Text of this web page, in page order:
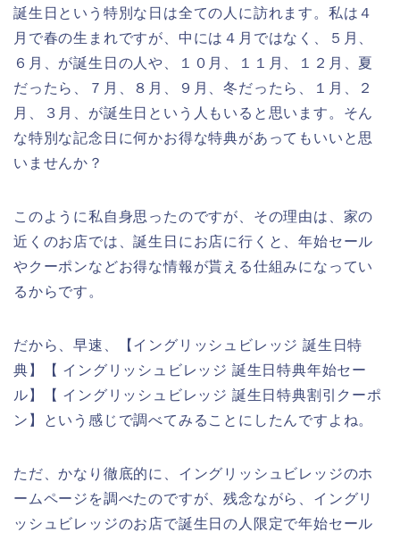
誕生日という特別な日は全ての人に訪れます。私は４
月で春の生まれですが、中には４月ではなく、５月、
６月、が誕生日の人や、１０月、１１月、１２月、夏
だったら、７月、８月、９月、冬だったら、１月、２
月、３月、が誕生日という人もいると思います。そん
な特別な記念日に何かお得な特典があってもいいと思
いませんか？
このように私自身思ったのですが、その理由は、家の
近くのお店では、誕生日にお店に行くと、年始セール
やクーポンなどお得な情報が貰える仕組みになってい
るからです。
だから、早速、【イングリッシュビレッジ 誕生日特
典】【 イングリッシュビレッジ 誕生日特典年始セー
ル】【 イングリッシュビレッジ 誕生日特典割引クーポ
ン】という感じで調べてみることにしたんですよね。
ただ、かなり徹底的に、イングリッシュビレッジのホ
ームページを調べたのですが、残念ながら、イングリ
ッシュビレッジのお店で誕生日の人限定で年始セール